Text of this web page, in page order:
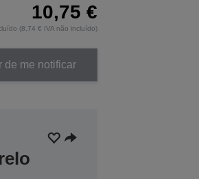
10,75 €
(8,74 € IVA não incluído)
de me notificar